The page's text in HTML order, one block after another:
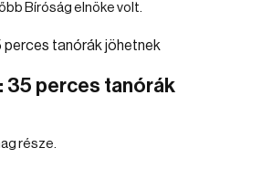
Bíróság elnöke volt.
35 perces tanórák
része.